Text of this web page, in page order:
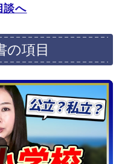
談へ
の項目
葉
都
岡